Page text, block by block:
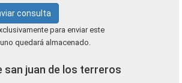
consulta
para enviar este
quedará almacenado.
san juan de los terreros